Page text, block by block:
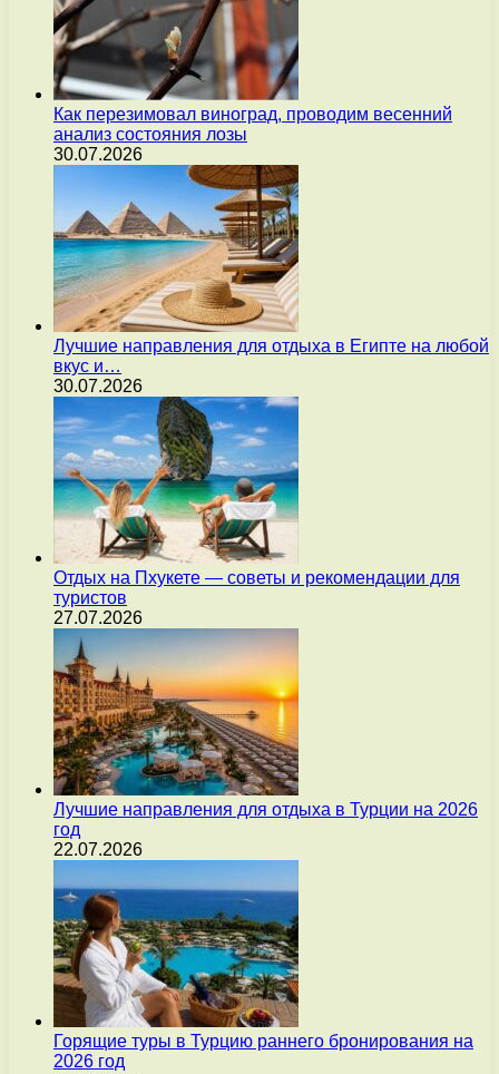
Как перезимовал виноград, проводим весенний
анализ состояния лозы
30.07.2026
Лучшие направления для отдыха в Египте на любой
вкус и…
30.07.2026
Отдых на Пхукете — советы и рекомендации для
туристов
27.07.2026
Лучшие направления для отдыха в Турции на 2026
год
22.07.2026
Горящие туры в Турцию раннего бронирования на
2026 год